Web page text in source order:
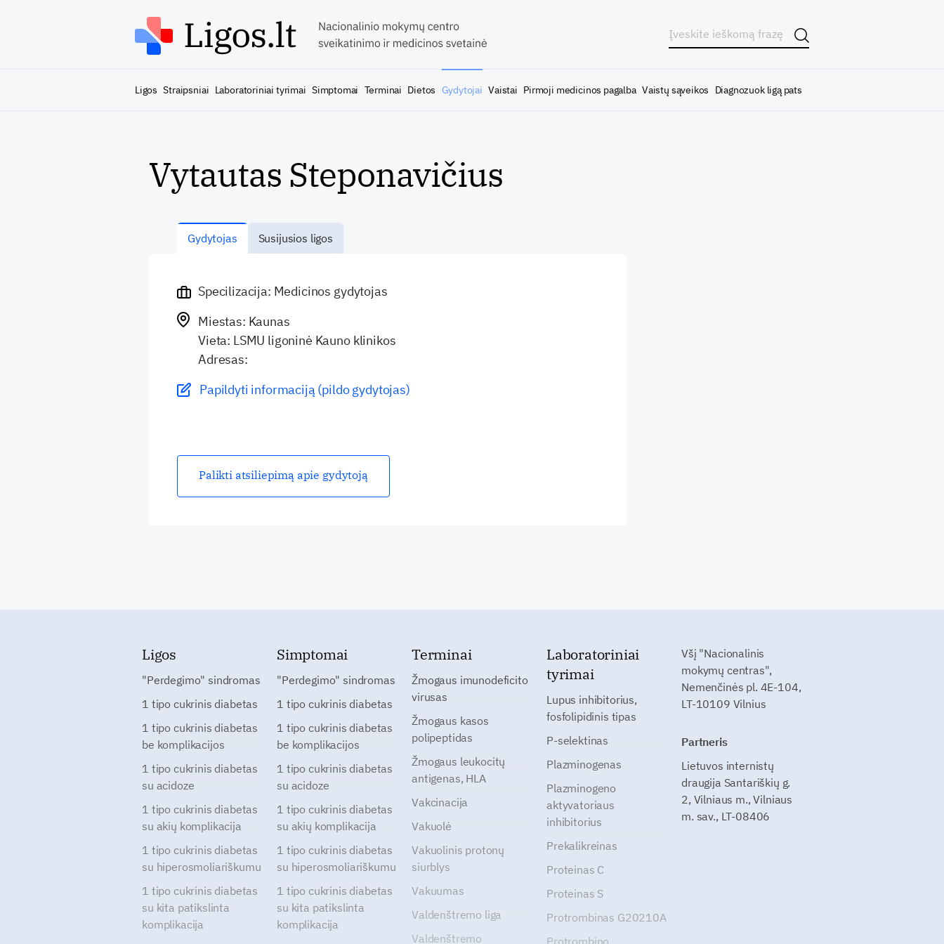
Ligos Straipsniai Laboratoriniai tyrimai Simptomai Terminai Dietos Gydytojai Vaistai Pirmoji medicinos pagalba Vaistų sąveikos Diagnozuok ligą pats
Vytautas Steponavičius
Gydytojas Susijusios ligos
Specilizacija: Medicinos gydytojas
Miestas: Kaunas
Vieta: LSMU ligoninė Kauno klinikos
Adresas:
Papildyti informaciją (pildo gydytojas)
Palikti atsiliepimą apie gydytoją
Ligos
"Perdegimo" sindromas
1 tipo cukrinis diabetas
1 tipo cukrinis diabetas
be komplikacijos
1 tipo cukrinis diabetas
su acidoze
1 tipo cukrinis diabetas
su akių komplikacija
1 tipo cukrinis diabetas
su hiperosmoliariškumu
1 tipo cukrinis diabetas
su kita patikslinta
komplikacija
Simptomai
"Perdegimo" sindromas
1 tipo cukrinis diabetas
1 tipo cukrinis diabetas
be komplikacijos
1 tipo cukrinis diabetas
su acidoze
1 tipo cukrinis diabetas
su akių komplikacija
1 tipo cukrinis diabetas
su hiperosmoliariškumu
1 tipo cukrinis diabetas
su kita patikslinta
komplikacija
Terminai
Žmogaus imunodeficito
virusas
Žmogaus kasos
polipeptidas
Žmogaus leukocitų
antigenas, HLA
Vakcinacija
Vakuolė
Vakuolinis protonų
siurblys
Vakuumas
Valdenštremo liga
Valdenštremo
Laboratoriniai
tyrimai
Lupus inhibitorius,
fosfolipidinis tipas
P-selektinas
Plazminogenas
Plazminogeno
aktyvatoriaus
inhibitorius
Prekalikreinas
Proteinas C
Proteinas S
Protrombinas G20210A
Protrombino
Všį "Nacionalinis
mokymų centras",
Nemenčinės pl. 4E-104,
LT-10109 Vilnius
Partneris
Lietuvos internistų
draugija Santariškių g.
2, Vilniaus m., Vilniaus
m. sav., LT-08406